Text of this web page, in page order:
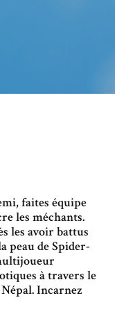
faites équipe
les méchants.
les avoir battus
peau de Spider-
à travers le
Incarnez